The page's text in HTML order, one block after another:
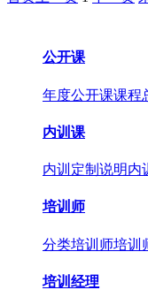
公开课
年度公开课课程
内训课
内训定制说明内
培训师
分类培训师培训
培训经理